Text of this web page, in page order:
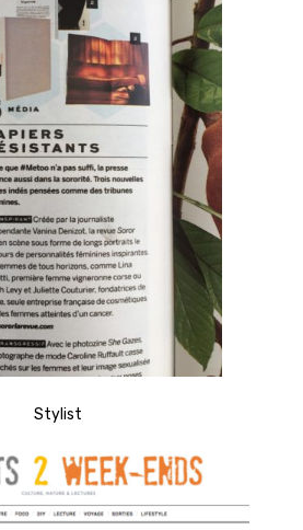
Stylist